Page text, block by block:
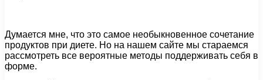
Думается мне, что это самое необыкновенное сочетание
продуктов при диете. Но на нашем сайте мы стараемся
рассмотреть все вероятные методы поддерживать себя в
форме.